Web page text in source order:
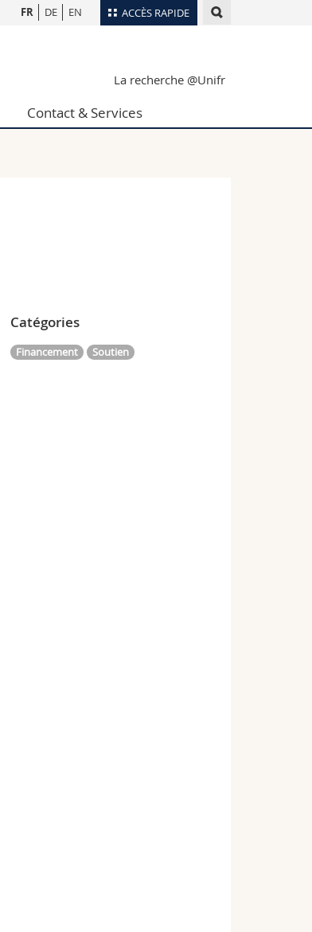
ACCÈS RAPIDE
Plan d'accès
Webmail
FR DE EN
La recherche @Unifr
Contact & Services
Catégories
Financement Soutien